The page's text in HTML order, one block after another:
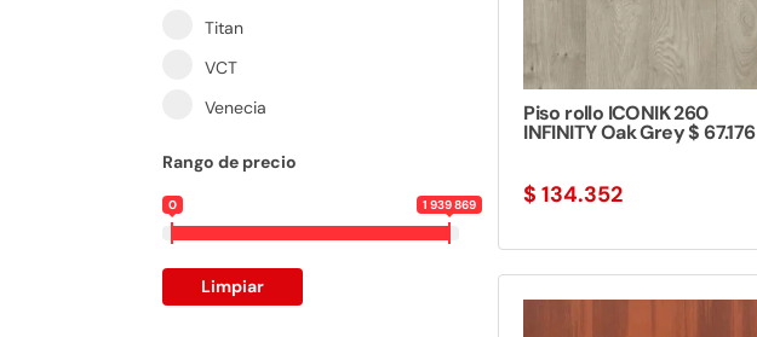
Titan
VCT
Venecia
Rango de precio
0 1 939 869
Limpiar
Piso rollo ICONIK 260
INFINITY Oak Grey $ 67.176
$ 134.352